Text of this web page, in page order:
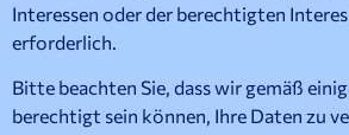
Interessen oder der berechtigten
erforderlich.
Bitte beachten Sie, dass wir gemäß
berechtigt sein können, Ihre Daten zu